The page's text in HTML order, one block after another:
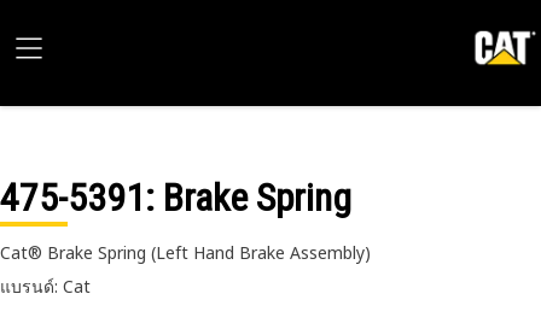
475-5391: Brake Spring
Cat® Brake Spring (Left Hand Brake Assembly)
แบรนด์: Cat